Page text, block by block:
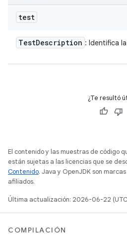
test
TestDescription : Identifica
¿Te resultó
El contenido y las muestras de código
están sujetas a las licencias que se
Contenido. Java y OpenJDK son
afiliados.
Última actualización: 2026-06-22
COMPILACIÓN